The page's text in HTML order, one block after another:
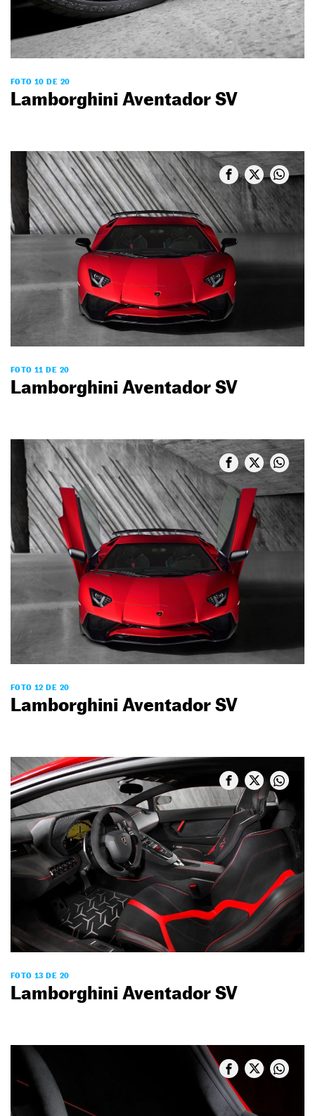
FOTO 10 DE 20
Lamborghini Aventador SV
FOTO 11 DE 20
Lamborghini Aventador SV
FOTO 12 DE 20
Lamborghini Aventador SV
FOTO 13 DE 20
Lamborghini Aventador SV